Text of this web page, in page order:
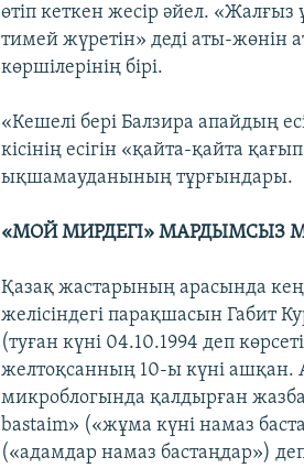
өтіп кеткен жесір әйел.
тимей жүретін» деді аты-жөнін
көршілерінің бірі.
«Кешелі бері Балзира апайдың
кісінің есігін «қайта-қайта
ықшамауданының тұрғындары.
«МОЙ МИРДЕГІ» МАРДЫМСЫЗ
Қазақ жастарының арасында
желісіндегі парақшасын Габит
(туған күні 04.10.1994 деп
желтоқсанның 10-ы күні ашқан.
микроблогында қалдырған
bastaim» («жұма күні намаз
(«адамдар намаз бастаңдар»)